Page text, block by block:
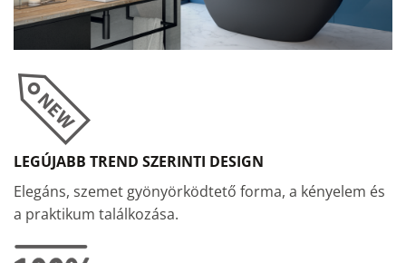
LEGÚJABB TREND SZERINTI DESIGN
Elegáns, szemet gyönyörködtető forma, a kényelem és
a praktikum találkozása.